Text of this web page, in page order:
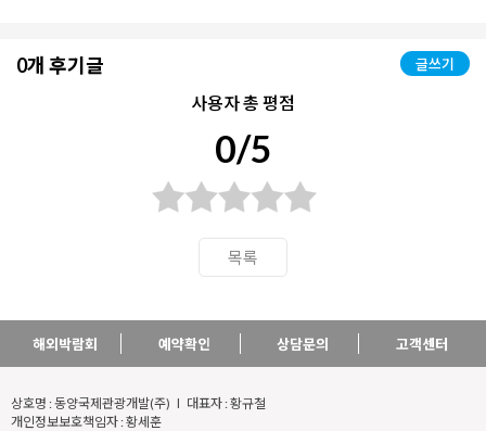
0개 후기글 글쓰기
사용자 총 평점
0/5
목록
해외박람회 예약확인 상담문의 고객센터
상호명 : 동양국제관광개발(주) l 대표자 : 황규철
개인정보보호책임자 : 황세훈